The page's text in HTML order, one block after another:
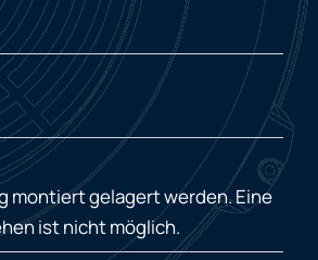
montiert gelagert werden. Eine
ist nicht möglich.